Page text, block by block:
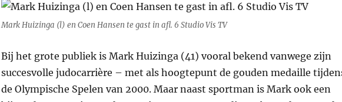
Mark Huizinga (l) en Coen Hansen te gast in afl. 6 Studio Vis TV
Bij het grote publiek is Mark Huizinga (41) vooral bekend vanwege zijn
succesvolle judocarrière – met als hoogtepunt de gouden medaille
de Olympische Spelen van 2000. Maar naast sportman is Mark ook een